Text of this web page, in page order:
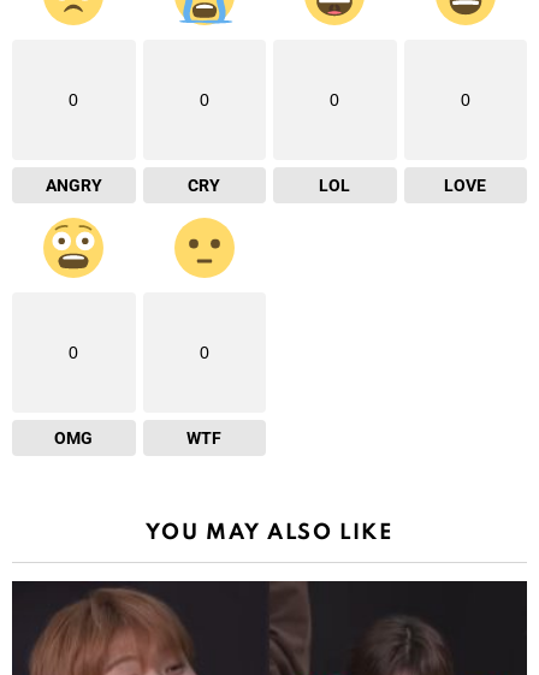
0
ANGRY
0
CRY
0
LOL
0
LOVE
0
OMG
0
WTF
YOU MAY ALSO LIKE